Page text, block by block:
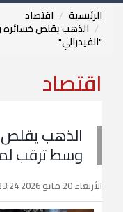
الرئيسية اقتصاد
الذهب يقلص
"الفيدرالي"
اقتصاد
الذهب
وسط ترقب
الأربعاء 20 مايو 2026 18:23:24